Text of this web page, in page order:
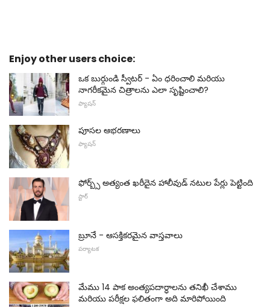
Enjoy other users choice:
ఒక బుర్గుండి స్వీటర్ - ఏం ధరించాలి మరియు
నాగరీకమైన చిత్రాలను ఎలా సృష్టించాలి?
ఫ్యాషన్
పూసల ఆభరణాలు
ఫ్యాషన్
ఫోర్బ్స్ అత్యంత ఖరీదైన హాలీవుడ్ నటుల పేర్లు పెట్టింది
స్టార్
బ్రూనే - ఆసక్తికరమైన వాస్తవాలు
పర్యాటక
మేము 14 పాక అంత్యపదార్ధాలను తనిఖీ చేశాము
మరియు పరీక్షల ఫలితంగా అది మారిపోయింది